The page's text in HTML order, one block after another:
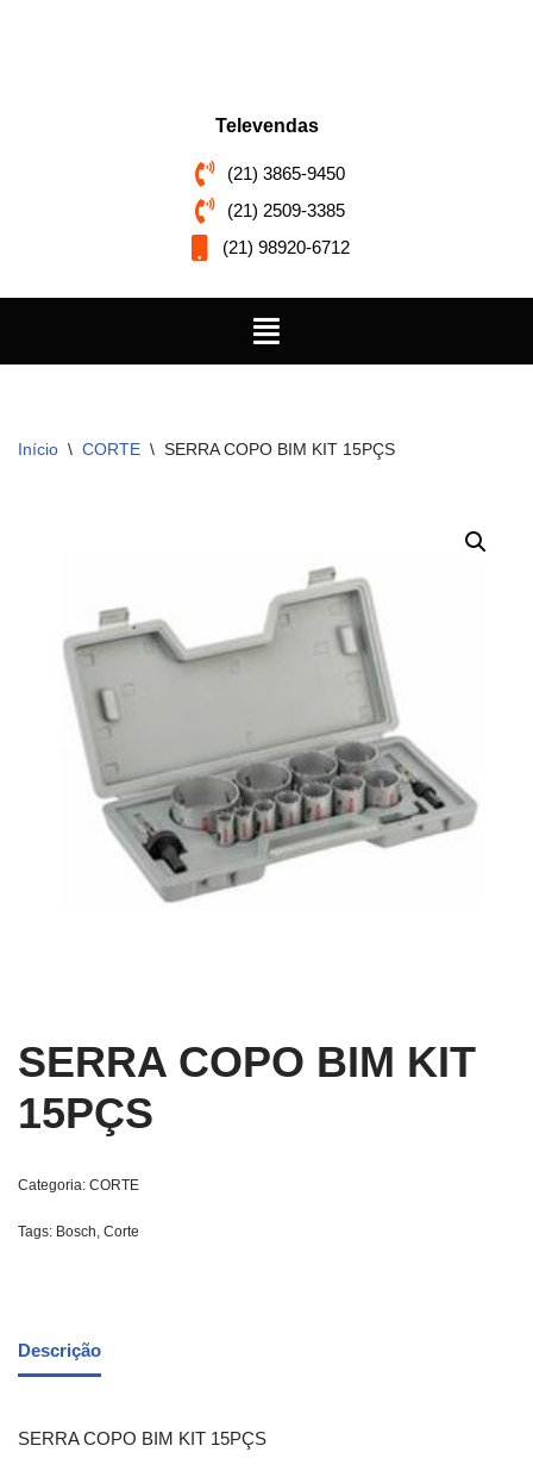
Televendas
(21) 3865-9450
(21) 2509-3385
(21) 98920-6712
Início \ CORTE \ SERRA COPO BIM KIT 15PÇS
SERRA COPO BIM KIT
15PÇS
Categoria: CORTE
Tags: Bosch, Corte
Descrição
SERRA COPO BIM KIT 15PÇS